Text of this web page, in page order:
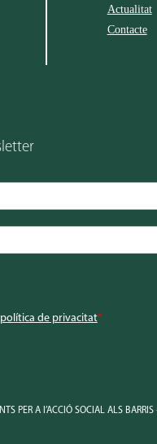
Actualitat
Contacte
política de privacitat*
PER A l’ACCIÓ SOCIAL ALS